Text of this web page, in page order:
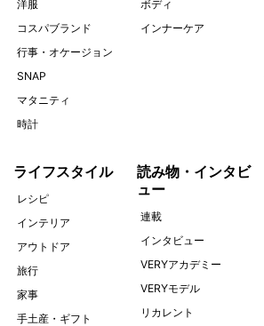
洋服
コスパブランド
行事・オケージョン
SNAP
マタニティ
時計
ボディ
インナーケア
ライフスタイル
レシピ
インテリア
アウトドア
旅行
家事
手土産・ギフト
読み物・インタビ
ュー
連載
インタビュー
VERYアカデミー
VERYモデル
リカレント